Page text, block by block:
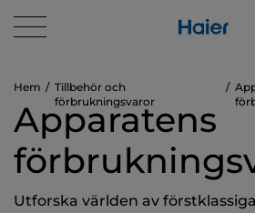
Hem
Tillbehör och
förbrukningsvaror
Apparatens
Utforska världen av förstklassiga